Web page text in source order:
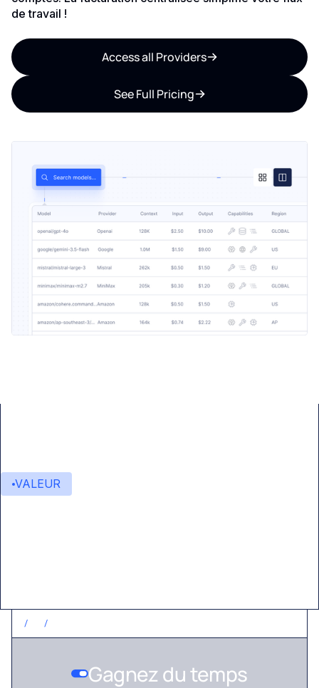
de travail !
Access all Providers
See Full Pricing
VALEUR
/ /
Gagnez du temps